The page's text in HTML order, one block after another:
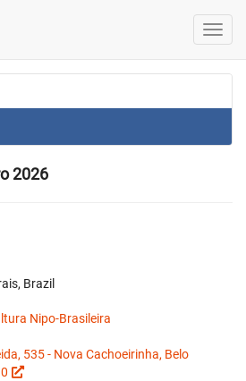
2026
Brazil
Nipo-Brasileira
535 - Nova Cachoeirinha, Belo